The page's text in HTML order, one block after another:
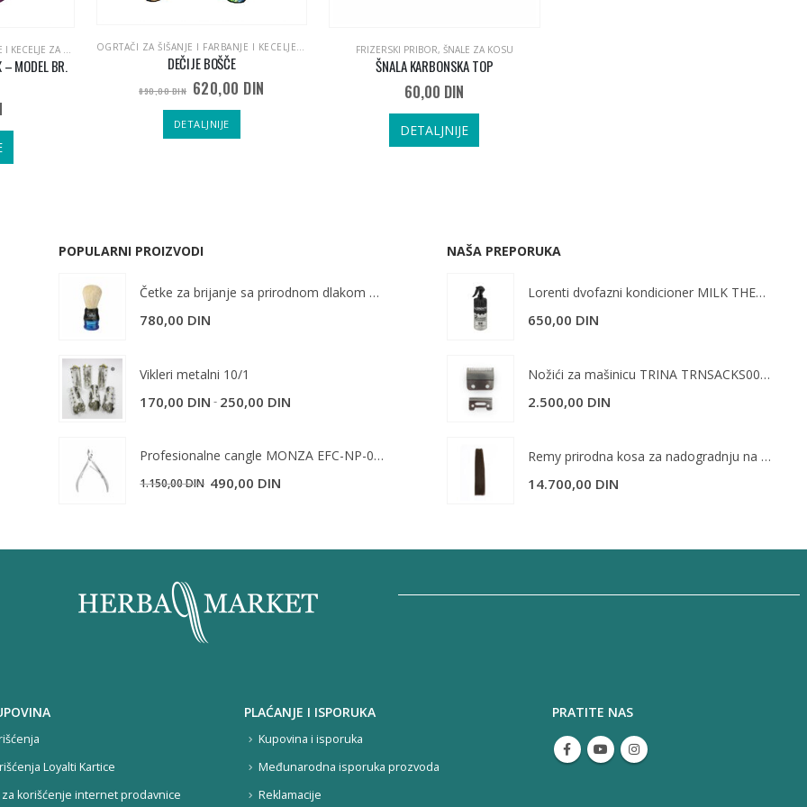
OGRTAČI ZA ŠIŠANJE I FARBANJE I KECELJE ZA FRIZERE
– MODEL BR.
,RASPRODAJA
DEČIJE BOŠČE
890,00DIN 620,00 DIN
DETALJNIJE
FRIZERSKI PRIBOR, ŠNALE ZA KOSU
ŠNALA KARBONSKA TOP
60,00 DIN
DETALJNIJE
POPULARNI PROIZVODI
Četke za brijanje sa prirodnom dlakom 10777
780,00 DIN
Vikleri metalni 10/1
170,00 DIN - 250,00 DIN
Profesionalne cangle MONZA EFC-NP-02 10.5cm
1.150,00DIN Originalna
bila:
490,00 DIN
490,00 DIN.
NAŠA PREPORUKA
Lorenti dvofazni kondicioner MILK THERAPY 400 ml
650,00 DIN
Nožići za mašinicu TRINA TRNSACKS0055
2.500,00 DIN
Remy prirodna kosa za nadogradnju na tresi 55cm - 4
14.700,00 DIN
Loyalti Kartice
korišćenje internet prodavnice
PLAĆANJE I ISPORUKA
Kupovina i isporuka
Međunarodna isporuka prozvoda
Reklamacije
PRATITE NAS